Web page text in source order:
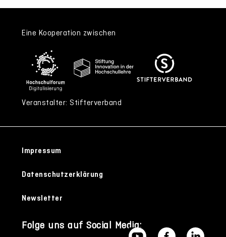
Eine Kooperation zwischen
Veranstalter: Stifterverband
Impressum
Datenschutzerklärung
Newsletter
Folge uns auf Social Media: